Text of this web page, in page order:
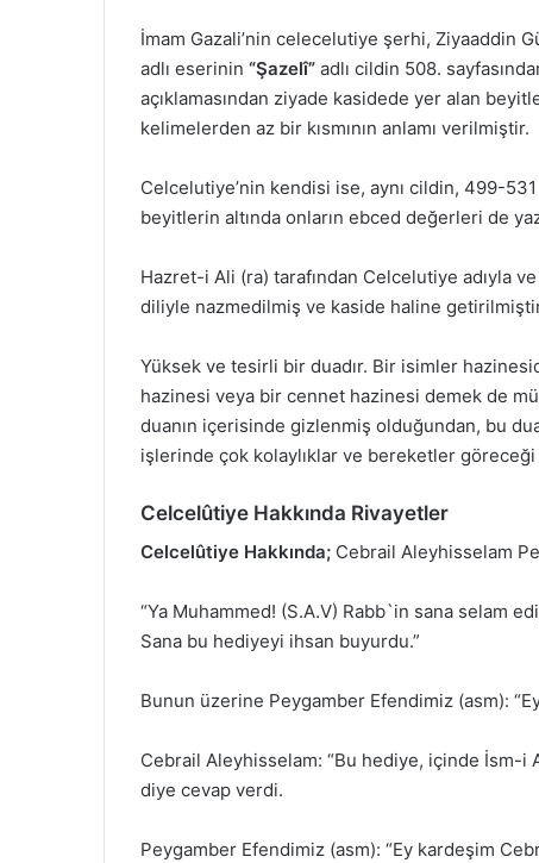
İmam Gazali’nin celecelutiye şerhi, Ziyaaddin
adlı eserinin “Şazelî” adlı cildin 508.
açıklamasından ziyade kasidede yer alan
kelimelerden az bir kısmının anlamı verilmiştir.
Celcelutiye’nin kendisi ise, aynı cildin, 499-
beyitlerin altında onların ebced değerleri de
Hazret-i Ali (ra) tarafından Celcelutiye adıyla
diliyle nazmedilmiş ve kaside haline
Yüksek ve tesirli bir duadır. Bir isimler
hazinesi veya bir cennet hazinesi demek de
duanın içerisinde gizlenmiş olduğundan, bu
işlerinde çok kolaylıklar ve bereketler
Celcelûtiye Hakkında Rivayetler
Celcelûtiye Hakkında; Cebrail Aleyhisselam
“Ya Muhammed! (S.A.V) Rabb`in sana selam
Sana bu hediyeyi ihsan buyurdu.”
Bunun üzerine Peygamber Efendimiz (asm):
Cebrail Aleyhisselam: “Bu hediye, içinde İsm-i
diye cevap verdi.
Peygamber Efendimiz (asm): “Ey kardeşim